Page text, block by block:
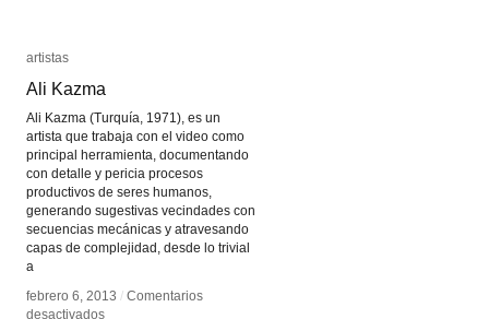
artistas
Ali Kazma
Ali Kazma (Turquía, 1971), es un
artista que trabaja con el video como
principal herramienta, documentando
con detalle y pericia procesos
productivos de seres humanos,
generando sugestivas vecindades con
secuencias mecánicas y atravesando
capas de complejidad, desde lo trivial
a
febrero 6, 2013 / Comentarios
desactivadosen
artistas
Ali Kazma
febrero 6, 2013 / Comentarios
desactivadosen